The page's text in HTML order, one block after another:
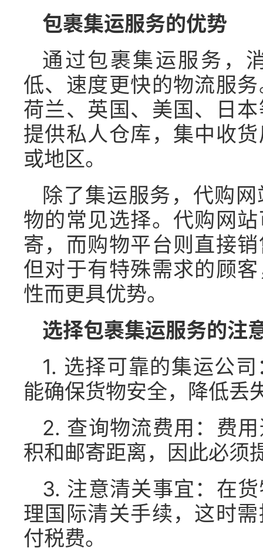
包裹集运服务的优势
通过包裹集运服务，
低、速度更快的物流服
荷兰、英国、美国、日
提供私人仓库，集中收
或地区。
除了集运服务，代购
物的常见选择。代购网
寄，而购物平台则直接
但对于有特殊需求的顾
性而更具优势。
选择包裹集运服务的注
1. 选择可靠的集运公
能确保货物安全，降低丢
2. 查询物流费用：费
积和邮寄距离，因此必须
3. 注意清关事宜：在
理国际清关手续，这时
付税费。